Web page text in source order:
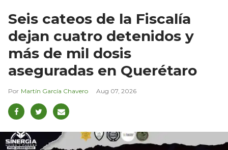
Seis cateos de la Fiscalía
dejan cuatro detenidos y
más de mil dosis
aseguradas en Querétaro
Martín García Chavero Aug 07, 2026